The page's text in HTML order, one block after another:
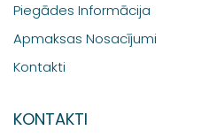
Piegādes Informācija
Apmaksas Nosacījumi
Kontakti
KONTAKTI